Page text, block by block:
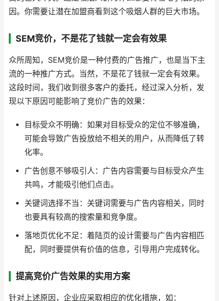
因。你需要让潜在加盟商看到这个吸烟人群的巨大市场。
SEM竞价，不是花了钱就一定会有效果
众所周知，SEM竞价是一种付费的广告推广，也是当下主
流的一种推广方式。当然，不是花了钱就一定会有效果。
这段时间，我们收到很多客户的委托，经过深入分析，发
现以下原因可能影响了竞价广告的效果：
目标受众不明确：如果对目标受众的定位不够准确，
可能会导致广告投放给不相关的用户，从而降低了转
化率。
广告创意不够吸引人：广告内容需要与目标受众产生
共鸣，才能吸引他们点击。
关键词选择不当：关键词需要与广告内容相关，同时
也要具有较高的搜索量和竞争度。
落地页优化不足：着陆页的设计需要与广告内容相匹
配，同时要提供有价值的信息，引导用户完成转化。
提高竞价广告效果的实用方案
针对上述原因，企业应采取相应的优化措施，如：